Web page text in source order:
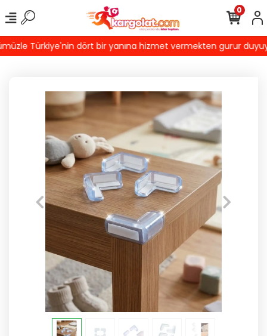
Türkiye'nin dört bir yanına hizmet vermekten gurur
0